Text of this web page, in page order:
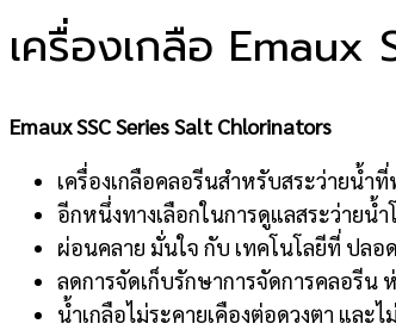
เครื่องเกลือ
Emaux SSC Series Salt Chlorinators
เครื่องเกลือคลอรีนสำหรับสระว่ายน้ำ
อีกหนึ่งทางเลือกในการดูแลสระว่ายน้
ผ่อนคลาย มั่นใจ กับ เทคโนโลยีที่ ปล
ลดการจัดเก็บรักษาการจัดการคลอรีน
น้ำเกลือไม่ระคายเคืองต่อดวงตา แล